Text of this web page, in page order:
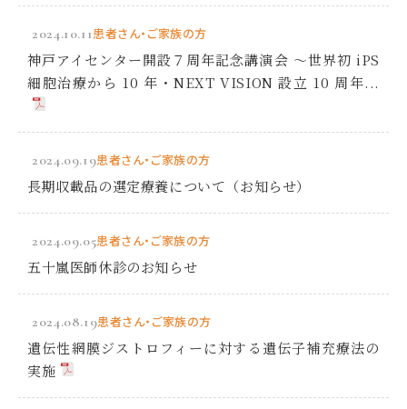
2024.10.11患者さん・ご家族の方
神戸アイセンター開設７周年記念講演会 ～世界初 iPS
細胞治療から 10 年・NEXT VISION 設立 10 周年...
2024.09.19患者さん・ご家族の方
長期収載品の選定療養について（お知らせ）
2024.09.05患者さん・ご家族の方
五十嵐医師休診のお知らせ
2024.08.19患者さん・ご家族の方
遺伝性網膜ジストロフィーに対する遺伝子補充療法の
実施